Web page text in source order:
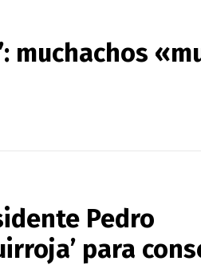
muchachos
Pedro
para